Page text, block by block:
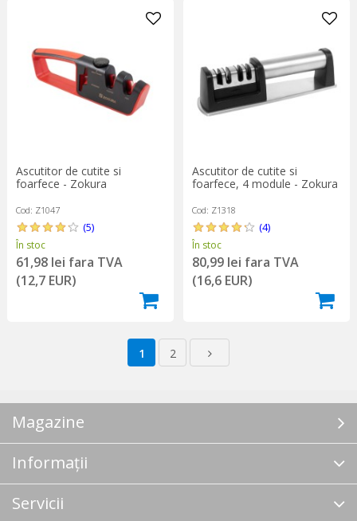
Ascutitor de cutite si
foarfece - Zokura
Cod: Z1047
(5)
În stoc
61,98 lei fara TVA
(12,7 EUR)
Ascutitor de cutite si
foarfece, 4 module - Zokura
Cod: Z1318
(4)
În stoc
80,99 lei fara TVA
(16,6 EUR)
1 2
Magazine
Informații
Servicii